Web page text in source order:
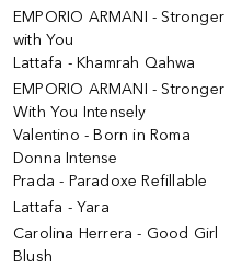
EMPORIO ARMANI - Stronger
with You
Lattafa - Khamrah Qahwa
EMPORIO ARMANI - Stronger
With You Intensely
Valentino - Born in Roma
Donna Intense
Prada - Paradoxe Refillable
Lattafa - Yara
Carolina Herrera - Good Girl
Blush